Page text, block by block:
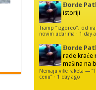
Đorđe
istoriji
Tramp “izgoreo”, od
novim udarima · 1 day
Đorđe
rade kraće
mašina na
Nemaju više raketa —
cenu”· 1 day ago